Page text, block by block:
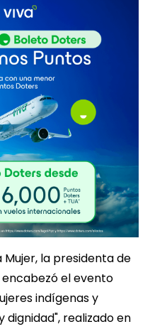
la presidenta de
encabezó el evento
indígenas y
dignidad", realizado en